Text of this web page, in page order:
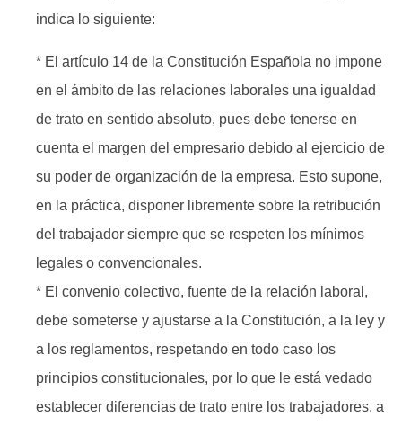
indica lo siguiente:
* El artículo 14 de la Constitución Española no impone
en el ámbito de las relaciones laborales una igualdad
de trato en sentido absoluto, pues debe tenerse en
cuenta el margen del empresario debido al ejercicio de
su poder de organización de la empresa. Esto supone,
en la práctica, disponer libremente sobre la retribución
del trabajador siempre que se respeten los mínimos
legales o convencionales.
* El convenio colectivo, fuente de la relación laboral,
debe someterse y ajustarse a la Constitución, a la ley y
a los reglamentos, respetando en todo caso los
principios constitucionales, por lo que le está vedado
establecer diferencias de trato entre los trabajadores, a